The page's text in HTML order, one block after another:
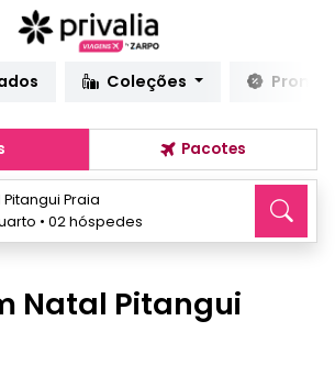
Coleções
Pacotes
Praia
• 02 hóspedes
Natal Pitangui